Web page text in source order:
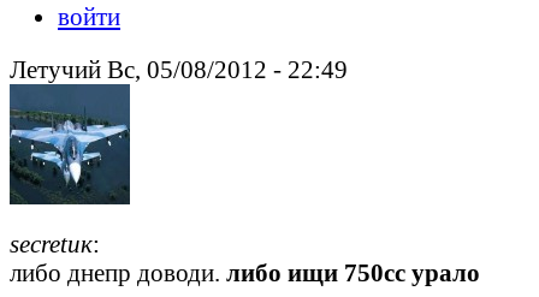
войти
Летучий Вс, 05/08/2012 - 22:49
secretик:
либо днепр доводи. либо ищи 750сс урало